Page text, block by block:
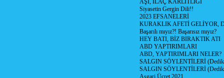
AŞI, İLAÇ KARLITLIĞI
Siyasetin Gergin Dili!!
2023 EFSANELERİ
KURAKLIK AFETİ GELİYOR,
Başarılı mıyız?! Başarısız mıyız?
HEY BATI, BİZ BIRAKTIK ATI
ABD YAPTIRIMLARI
ABD, YAPTIRIMLARI NELER?
SALGIN SÖYLENTİLERİ
SALGIN SÖYLENTİLERİ
Asgari Ücret 2021